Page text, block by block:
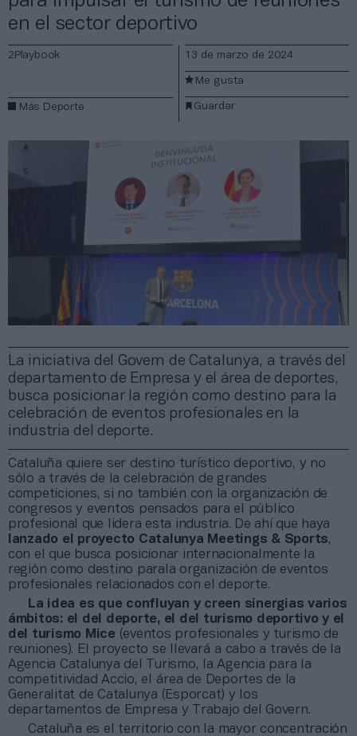
en el sector deportivo
La iniciativa del Govern de Catalunya, a través del
departamento de Empresa y el área de deportes,
busca posicionar la región como destino para la
celebración de eventos profesionales en la
industria del deporte.
2Playbook
Más Deporte
13 de marzo de 2024
Guardar
Me gusta
Cataluña quiere ser destino turístico deportivo, y no
sólo a través de la celebración de grandes
competiciones, si no también con la organización de
congresos y eventos pensados para el público
profesional que lidera esta industria. De ahí que haya
lanzado el proyecto Catalunya Meetings & Sports,
con el que busca posicionar internacionalmente la
región como destino parala organización de eventos
profesionales relacionados con el deporte.
La idea es que confluyan y creen sinergias varios
ámbitos: el del deporte, el del turismo deportivo y el
del turismo Mice (eventos profesionales y turismo de
reuniones). El proyecto se llevará a cabo a través de la
Agencia Catalunya del Turismo, la Agencia para la
competitividad Accio, el área de Deportes de la
Generalitat de Catalunya (Esporcat) y los
departamentos de Empresa y Trabajo del Govern.
Cataluña es el territorio con la mayor concentración